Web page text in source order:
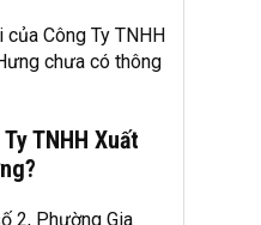
Công Ty TNHH
chưa có thông
TNHH Xuất
2, Phường Gia